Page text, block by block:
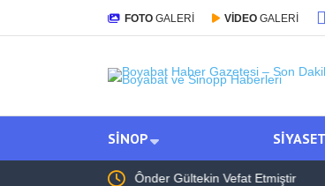
FOTO GALERİ VİDEO GALERİ
SINOP SIYASET
Anahtar Parti Siyasi İşler Başkan